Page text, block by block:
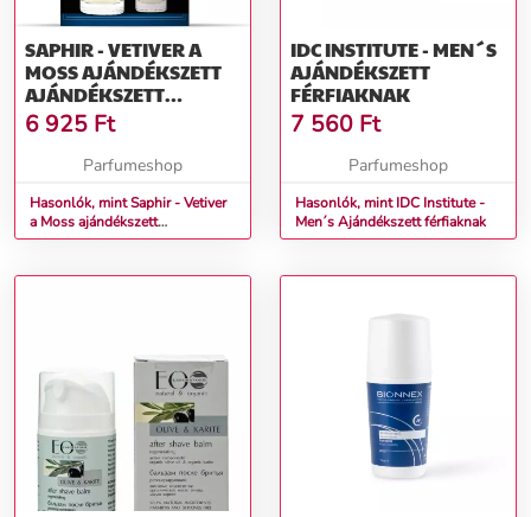
SAPHIR - VETIVER A
MOSS AJÁNDÉKSZETT
AJÁNDÉKSZETT
FÉRFIAKNAK
6 925 Ft
Parfumeshop
Hasonlók, mint Saphir - Vetiver
a Moss ajándékszett
Ajándékszett férfiaknak
IDC INSTITUTE - MEN´S
AJÁNDÉKSZETT
FÉRFIAKNAK
7 560 Ft
Parfumeshop
Hasonlók, mint IDC Institute -
Men´s Ajándékszett férfiaknak